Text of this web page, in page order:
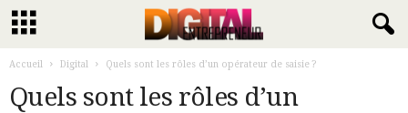
Accueil Digital Quels sont les rôles d’un opérateur de saisie ?
Quels sont les rôles d’un